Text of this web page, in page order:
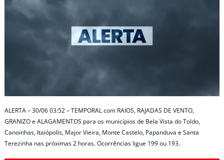
ALERTA – 30/06 03:52 – TEMPORAL com RAIOS, RAJADAS DE VENTO,
GRANIZO e ALAGAMENTOS para os municípios de Bela Vista do Toldo,
Canoinhas, Itaiópolis, Major Vieira, Monte Castelo, Papanduva e Santa
Terezinha nas próximas 2 horas. Ocorrências ligue 199 ou 193.